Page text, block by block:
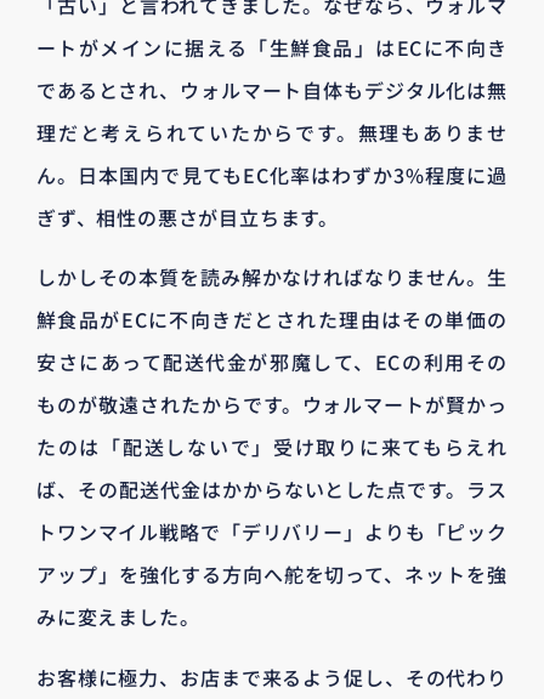
ートがメインに据える「生鮮食品」はECに不向き
であるとされ、ウォルマート自体もデジタル化は無
理だと考えられていたからです。無理もありませ
ん。日本国内で見てもEC化率はわずか3%程度に過
ぎず、相性の悪さが目立ちます。
しかしその本質を読み解かなければなりません。生
鮮食品がECに不向きだとされた理由はその単価の
安さにあって配送代金が邪魔して、ECの利用その
ものが敬遠されたからです。ウォルマートが賢かっ
たのは「配送しないで」受け取りに来てもらえれ
ば、その配送代金はかからないとした点です。ラス
トワンマイル戦略で「デリバリー」よりも「ピック
アップ」を強化する方向へ舵を切って、ネットを強
みに変えました。
お客様に極力、お店まで来るよう促し、その代わり